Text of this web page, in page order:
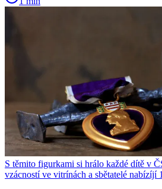
S těmito figurkami si hrálo každé dítě v
vzácností ve vitrínách a sbětatelé nabízíjí